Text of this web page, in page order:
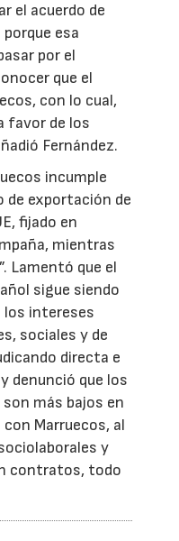
el acuerdo de
esa
por el
que el
con lo cual,
favor de los
Fernández.
incumple
exportación de
fijado en
mientras
Lamentó que el
sigue siendo
los intereses
sociales y de
directa e
denunció que los
más bajos en
Marruecos, al
y
contratos, todo